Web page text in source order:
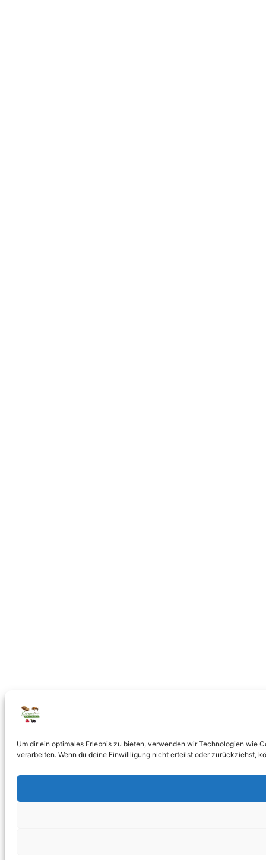
Um dir ein optimales Erlebnis zu bieten, verwenden wir Technologien wie
verarbeiten. Wenn du deine Einwillligung nicht erteilst oder zurückziehst,